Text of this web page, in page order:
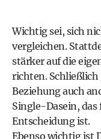
Wichtig sei, sich
vergleichen.
stärker auf die
richten. Schließlich
Beziehung auch
Single-Dasein, das
Entscheidung ist.
Ebenso wichtig ist